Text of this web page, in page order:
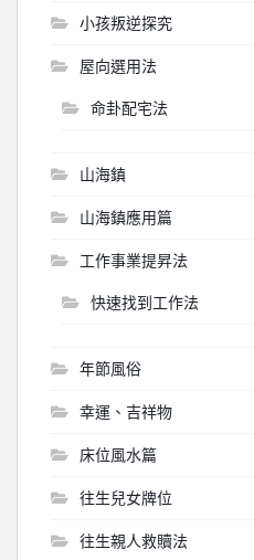
小孩叛逆探究
屋向選用法
命卦配宅法
山海鎮
山海鎮應用篇
工作事業提昇法
快速找到工作法
年節風俗
幸運、吉祥物
床位風水篇
往生兒女牌位
往生親人救贖法